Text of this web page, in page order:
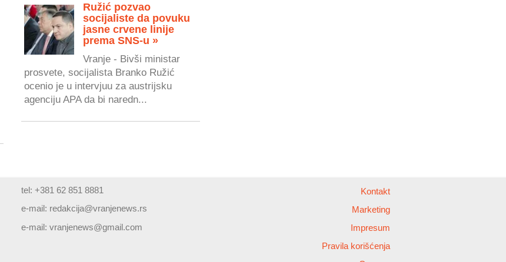
Ružić pozvao
socijaliste da povuku
jasne crvene linije
prema SNS-u »
Vranje - Bivši ministar
prosvete, socijalista Branko Ružić
ocenio je u intervjuu za austrijsku
agenciju APA da bi naredn...
tel: +381 62 851 8881
e-mail: redakcija@vranjenews.rs
e-mail:vranjenews@gmail.com
Kontakt
Marketing
Impresum
Pravila korišćenja